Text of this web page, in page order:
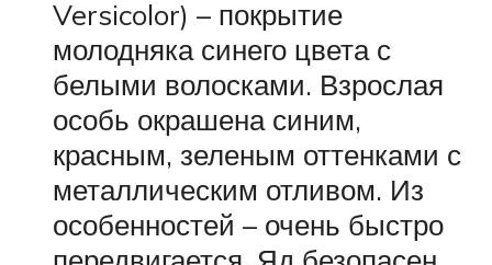
Versicolor) – покрытие
молодняка синего цвета с
белыми волосками. Взрослая
особь окрашена синим,
красным, зеленым оттенками с
металлическим отливом. Из
особенностей – очень быстро